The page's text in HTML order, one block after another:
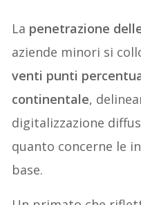
La penetrazione
aziende minori si
venti punti
continentale,
digitalizzazione
quanto concerne le
base.